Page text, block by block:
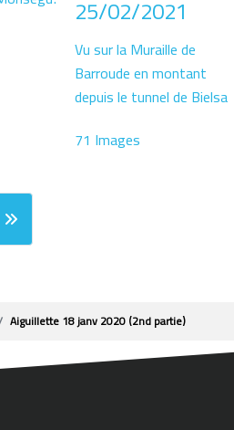
25/02/2021
Vu sur la Muraille de
Barroude en montant
depuis le tunnel de Bielsa
71 Images
Aiguillette 18 janv 2020 (2nd partie)